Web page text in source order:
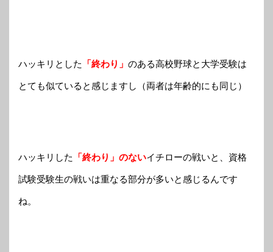
ハッキリとした 「終わり」 のある高校野球と大学受験は
とても似ていると感じますし（両者は年齢的にも同じ）
ハッキリした 「終わり」のないイチローの戦いと、資格
試験受験生の戦いは重なる部分が多いと感じるんです
ね。